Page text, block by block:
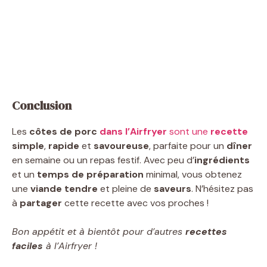
Conclusion
Les côtes de porc dans l’Airfryer sont une recette
simple, rapide et savoureuse, parfaite pour un dîner
en semaine ou un repas festif. Avec peu d’ingrédients
et un temps de préparation minimal, vous obtenez
une viande tendre et pleine de saveurs. N’hésitez pas
à partager cette recette avec vos proches !
Bon appétit et à bientôt pour d’autres recettes
faciles à l’Airfryer !